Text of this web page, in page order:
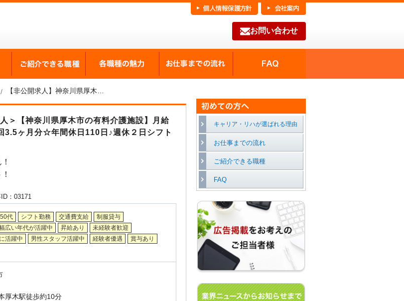
お問い合わせ
求人を探す ご紹介できる職種 各職種の魅力 お仕事までの流れ
＞【神奈川県厚木市の有料介護施設】月給
ヶ月分☆年間休日110日♪週休２日シフト
：03171
50代 シフト勤務 交通費支給
制服貸与
広い年代が活躍中 昇給あり
未経験者歓迎
活躍中 男性スタッフ活躍中 経験者優遇
賞与あり
厚木駅徒歩約10分
キャリア・リハが選ばれる理由
お仕事までの流れ
ご紹介できる職種
FAQ